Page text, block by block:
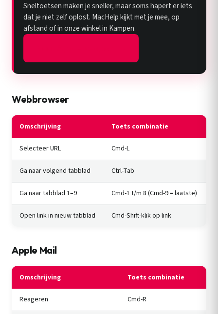
Sneltoetsen maken je sneller, maar soms hapert er iets
dat je niet zelf oplost. MacHelp kijkt met je mee, op
afstand of in onze winkel in Kampen.
Webbrowser
Omschrijving Toets combinatie
Selecteer URL Cmd-L
Ga naar volgend tabblad Ctrl-Tab
Ga naar tabblad 1–9 Cmd-1 t/m 8 (Cmd-9 = laatste)
Open link in nieuw tabblad Cmd-Shift-klik op link
Apple Mail
Omschrijving Toets combinatie
Reageren Cmd-R